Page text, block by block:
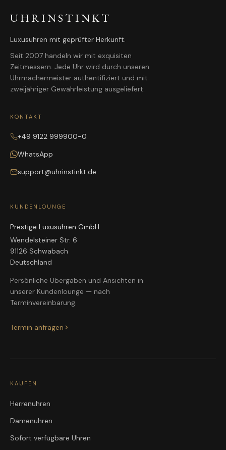
UHRINSTINKT
Luxusuhren mit geprüfter Herkunft.
Seit 2007 handeln wir mit exquisiten
Zeitmessern. Jede Uhr wird durch unseren
Uhrmachermeister authentifiziert und mit
zweijähriger Gewährleistung ausgeliefert.
KONTAKT
+49 9122 999900-0
WhatsApp
support@uhrinstinkt.de
KUNDENLOUNGE
Prestige Luxusuhren GmbH
Wendelsteiner Str. 6
91126 Schwabach
Deutschland
Persönliche Übergaben und Ansichten in
unserer Kundenlounge — nach
Terminvereinbarung.
Termin anfragen
KAUFEN
Herrenuhren
Damenuhren
Sofort verfügbare Uhren